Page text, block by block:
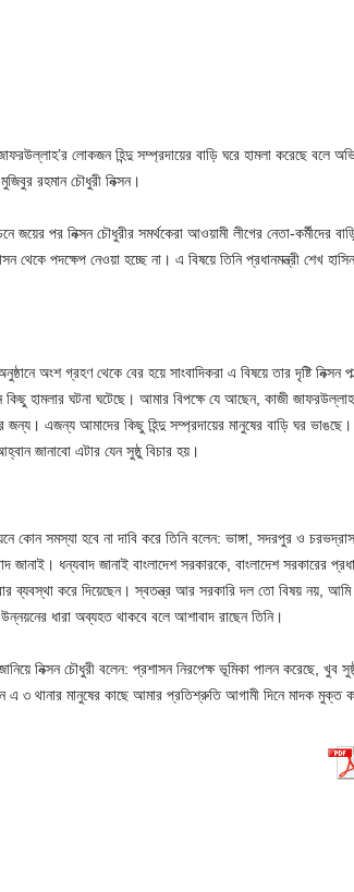
লোকজন হিন্দু সম্প্রদায়ের বাড়ি ঘরে হামলা করেছে বলে
রহমান চৌধুরী নিক্সন।
জয়ের পর নিক্সন চৌধুরীর সমর্থকেরা আওয়ামী লীগের নেতা-কর্মীদের
পদক্ষেপ নেওয়া হচ্ছে না। এ বিষয়ে তিনি প্রধানমন্ত্রী শেখ
অংশ গ্রহণ থেকে বের হয়ে সাংবাদিকরা এ বিষয়ে তার দৃষ্টি নিক্সন
কিছু হামলার ঘটনা ঘটেছে। আমার বিপক্ষে যে আছেন, কাজী জাফরউল্লাহ,
এজন্য আমাদের কিছু হিন্দু সম্প্রদায়ের মানুষের বাড়ি ঘর
জানাবো এটার যেন সুষ্ঠু বিচার হয়।
কোন সমস্যা হবে না দাবি করে তিনি বলেন: ভাঙ্গা, সদরপুর ও
ধন্যবাদ জানাই বাংলাদেশ সরকারকে, বাংলাদেশ সরকারের
করার ব্যবস্থা করে দিয়েছেন। স্বতন্ত্র আর সরকারি দল তো বিষয় নয়,
ধারা অব্যহত থাকবে বলে আশাবাদ রাছেন তিনি।
নিক্সন চৌধুরী বলেন: প্রশাসন নিরপেক্ষ ভূমিকা পালন করেছে, খুব সুষ্ঠু
এ ৩ থানার মানুষের কাছে আমার প্রতিশ্রুতি আগামী দিনে মাদক মুক্ত